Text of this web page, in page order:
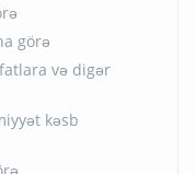
görə
və digər
kəsb